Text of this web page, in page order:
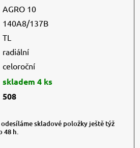
AGRO 10
140A8/137B
TL
radiální
celoroční
skladem 4 ks
508
skladové položky ještě týž
48 h.